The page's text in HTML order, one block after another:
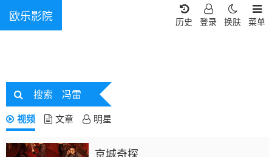
欧乐影院 菜单
换肤
登录
历史
搜索 冯雷
视频 文章 明星
京城奇探